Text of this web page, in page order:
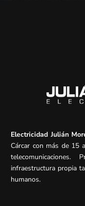
Electricidad Julián
Cárcar con más de 15
infraestructura propia
humanos.